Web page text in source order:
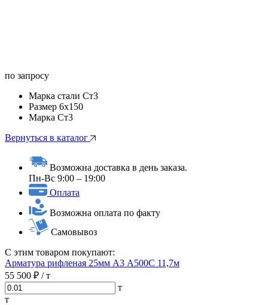
по запросу
Марка стали Ст3
Размер 6х150
Марка Ст3
Вернуться в каталог
Возможна доставка в день заказа.
Пн-Вс 9:00 – 19:00
Оплата
Возможна оплата по факту
Самовывоз
С этим товаром покупают:
Арматура рифленая 25мм А3 А500С 11,7м
55 500 ₽ / т
т
т